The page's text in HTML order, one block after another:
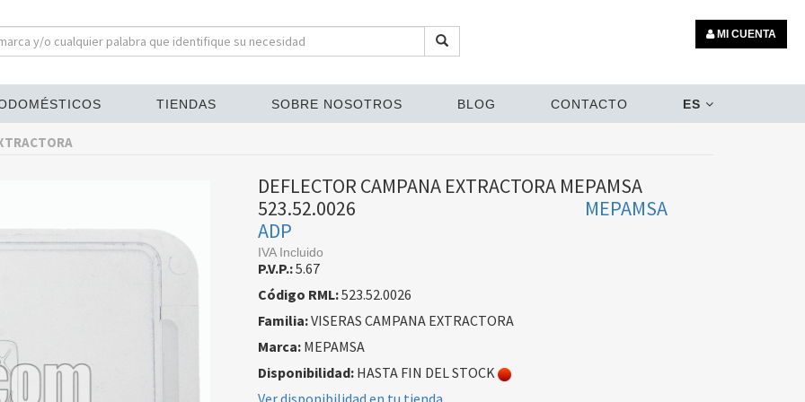
MI CUENTA
TIENDAS SOBRE NOSOTROS BLOG CONTACTO ES
DEFLECTOR CAMPANA EXTRACTORA MEPAMSA
523.52.0026
MEPAMSA
ADP
IVA Incluido
P.V.P.:5.67
Código RML:523.52.0026
Familia:VISERAS CAMPANA EXTRACTORA
Marca:MEPAMSA
Disponibilidad:HASTA FIN DEL STOCK
Ver disponibilidad en tu tienda